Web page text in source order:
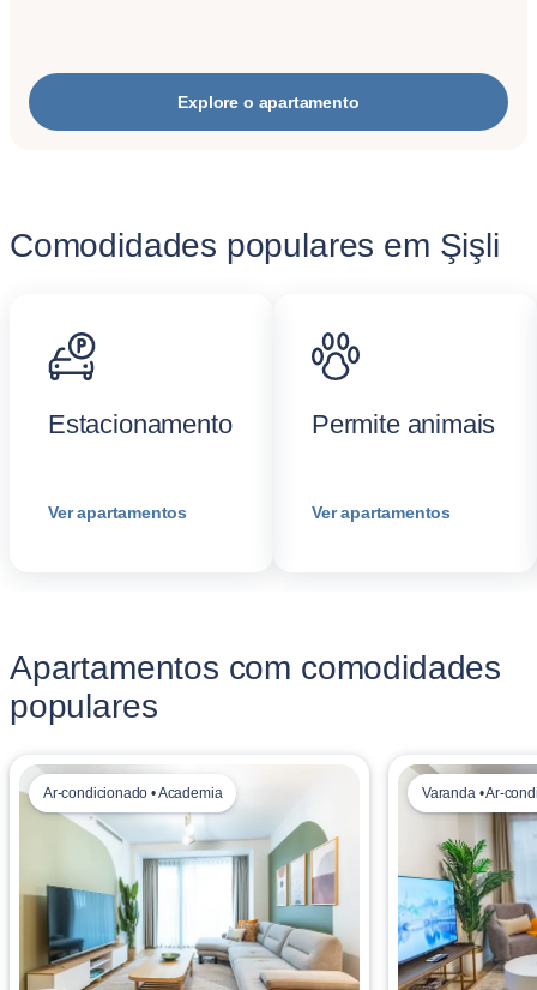
Explore o apartamento
Comodidades populares em Şişli
Estacionamento
Ver apartamentos
Permite animais
Ver apartamentos
Apartamentos com comodidades
populares
Ar-condicionado • Academia Varanda • Ar-